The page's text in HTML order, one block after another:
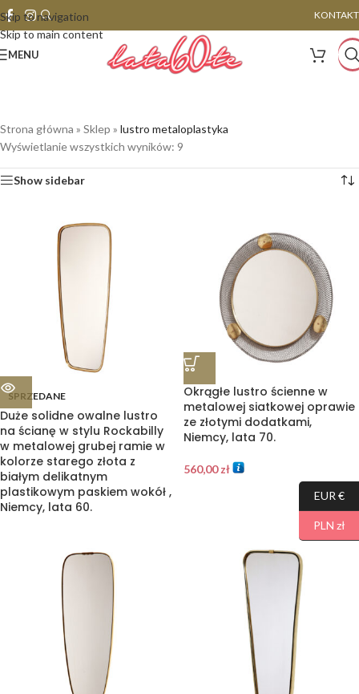
Skip to navigation
Skip to main content
KONTAKT
MENU
Strona główna » Sklep » lustro metaloplastyka
Wyświetlanie wszystkich wyników: 9
Show sidebar
SPRZEDANE
Duże solidne owalne lustro
na ścianę w stylu Rockabilly
w metalowej grubej ramie w
kolorze starego złota z
białym delikatnym
plastikowym paskiem wokół ,
Niemcy, lata 60.
Okrągłe lustro ścienne w
metalowej siatkowej oprawie
ze złotymi dodatkami,
Niemcy, lata 70.
560,00zł
EUR €
PLN zł